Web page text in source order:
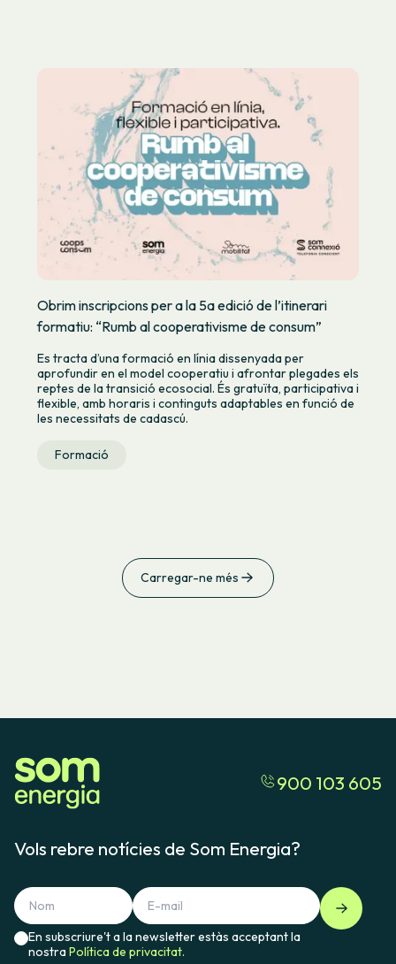
Obrim inscripcions per a la 5a edició de l’itinerari
formatiu: “Rumb al cooperativisme de consum”
Es tracta d’una formació en línia dissenyada per
aprofundir en el model cooperatiu i afrontar plegades els
reptes de la transició ecosocial. És gratuïta, participativa i
flexible, amb horaris i continguts adaptables en funció de
les necessitats de cadascú.
Formació
Carregar-ne més
900 103 605
Vols rebre notícies de Som Energia?
En subscriure't a la newsletter estàs acceptant la
nostraPolítica de privacitat.